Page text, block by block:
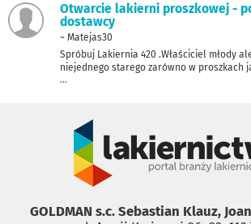
Otwarcie lakierni proszkowej -
dostawcy
~ Matejas30
Spróbuj Lakiernia 420 .Właściciel młody
niejednego starego zarówno w proszkach
...
GOLDMAN s.c. Sebastian Klauz,